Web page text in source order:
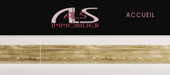
ACCUEIL